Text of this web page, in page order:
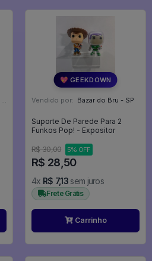
💖 GEEKDOWN
Vendido por: Bazar do Bru - SP
Suporte De Parede Para 2
Funkos Pop! - Expositor
R$ 30,00 5% OFF
R$ 28,50
4x R$ 7,13 sem juros
Frete Grátis
Carrinho